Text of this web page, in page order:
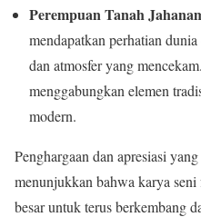
Perempuan Tanah
mendapatkan perhatian
dan atmosfer yang
menggabungkan elemen
modern.
Penghargaan dan apresiasi
menunjukkan bahwa karya
besar untuk terus berkembang